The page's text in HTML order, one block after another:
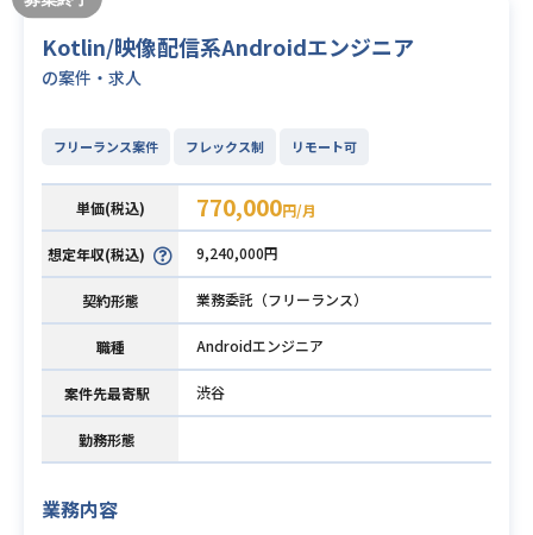
Kotlin/映像配信系Androidエンジニア
の案件・求人
フリーランス案件 フレックス制 リモート可
単価(税込) 770,000円/月
想定年収(税込) 9,240,000円
契約形態 業務委託（フリーランス）
職種 Androidエンジニア
案件先最寄駅 渋谷
勤務形態
業務内容